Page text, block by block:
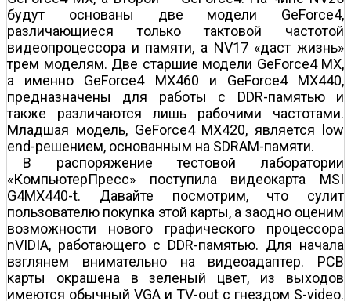
будут основаны две модели GeForce4,
различающиеся только тактовой частотой
видеопроцессора и памяти, а NV17 «даст жизнь»
трем моделям. Две старшие модели GeForce4 MX,
а именно GeForce4 MX460 и GeForce4 MX440,
предназначены для работы с DDR-памятью и
также различаются лишь рабочими частотами.
Младшая модель, GeForce4 MX420, является low
end-решением, основанным на SDRAM-памяти.
В распоряжение тестовой лаборатории
«КомпьютерПресс» поступила видеокарта MSI
G4MX440-t. Давайте посмотрим, что сулит
пользователю покупка этой карты, а заодно оценим
возможности нового графического процессора
nVIDIA, работающего с DDR-памятью. Для начала
взглянем внимательно на видеоадаптер. PCB
карты окрашена в зеленый цвет, из выходов
имеются обычный VGA и TV-out с гнездом S-video.